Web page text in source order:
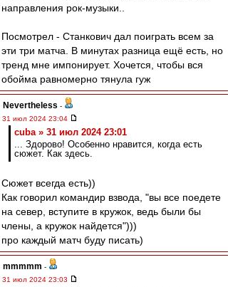
направления рок-музыки..
Посмотрел - Станкович дал поиграть всем за
эти три матча. В минутах разница ещё есть, но
тренд мне импонирует. Хочется, чтобы вся
обойма равномерно тянула гуж
Nevertheless -
31 июл 2024 23:04
cuba » 31 июл 2024 23:01
... Здорово! Особенно нравится, когда есть
сюжет. Как здесь.
Сюжет всегда есть))
Как говорил командир взвода, "вы все поедете
на север, вступите в кружок, ведь были бы
члены, а кружок найдется")))
про каждый матч буду писать)
mmmmm -
31 июл 2024 23:03